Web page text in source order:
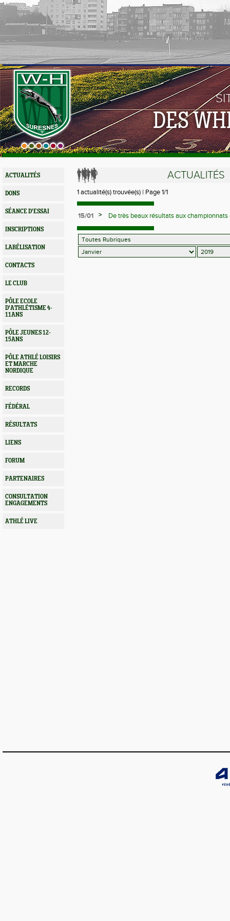
DES
ACTUALITÉS
DONS
SÉANCE D'ESSAI
INSCRIPTIONS
LABÉLISATION
CONTACTS
LE CLUB
PÔLE ECOLE
D'ATHLÉTISME 4-
11ANS
PÔLE JEUNES 12-
15ANS
PÔLE ATHLÉ LOISIRS
ET MARCHE
NORDIQUE
RECORDS
FÉDÉRAL
RÉSULTATS
LIENS
FORUM
PARTENAIRES
CONSULTATION
ENGAGEMENTS
ATHLÉ LIVE
ACTUALITÉS
1 actualité(s) trouvée(s) | Page 1/1
15/01 >
De très beaux résultats aux